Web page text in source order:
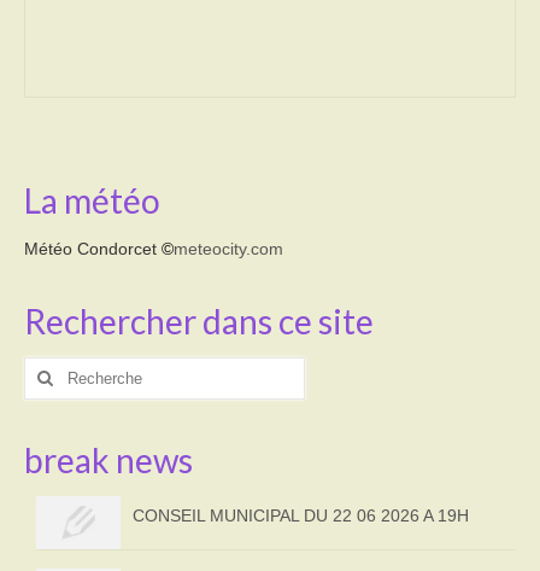
La météo
Météo Condorcet ©meteocity.com
Rechercher dans ce site
Rechercher
break news
CONSEIL MUNICIPAL DU 22 06 2026 A 19H